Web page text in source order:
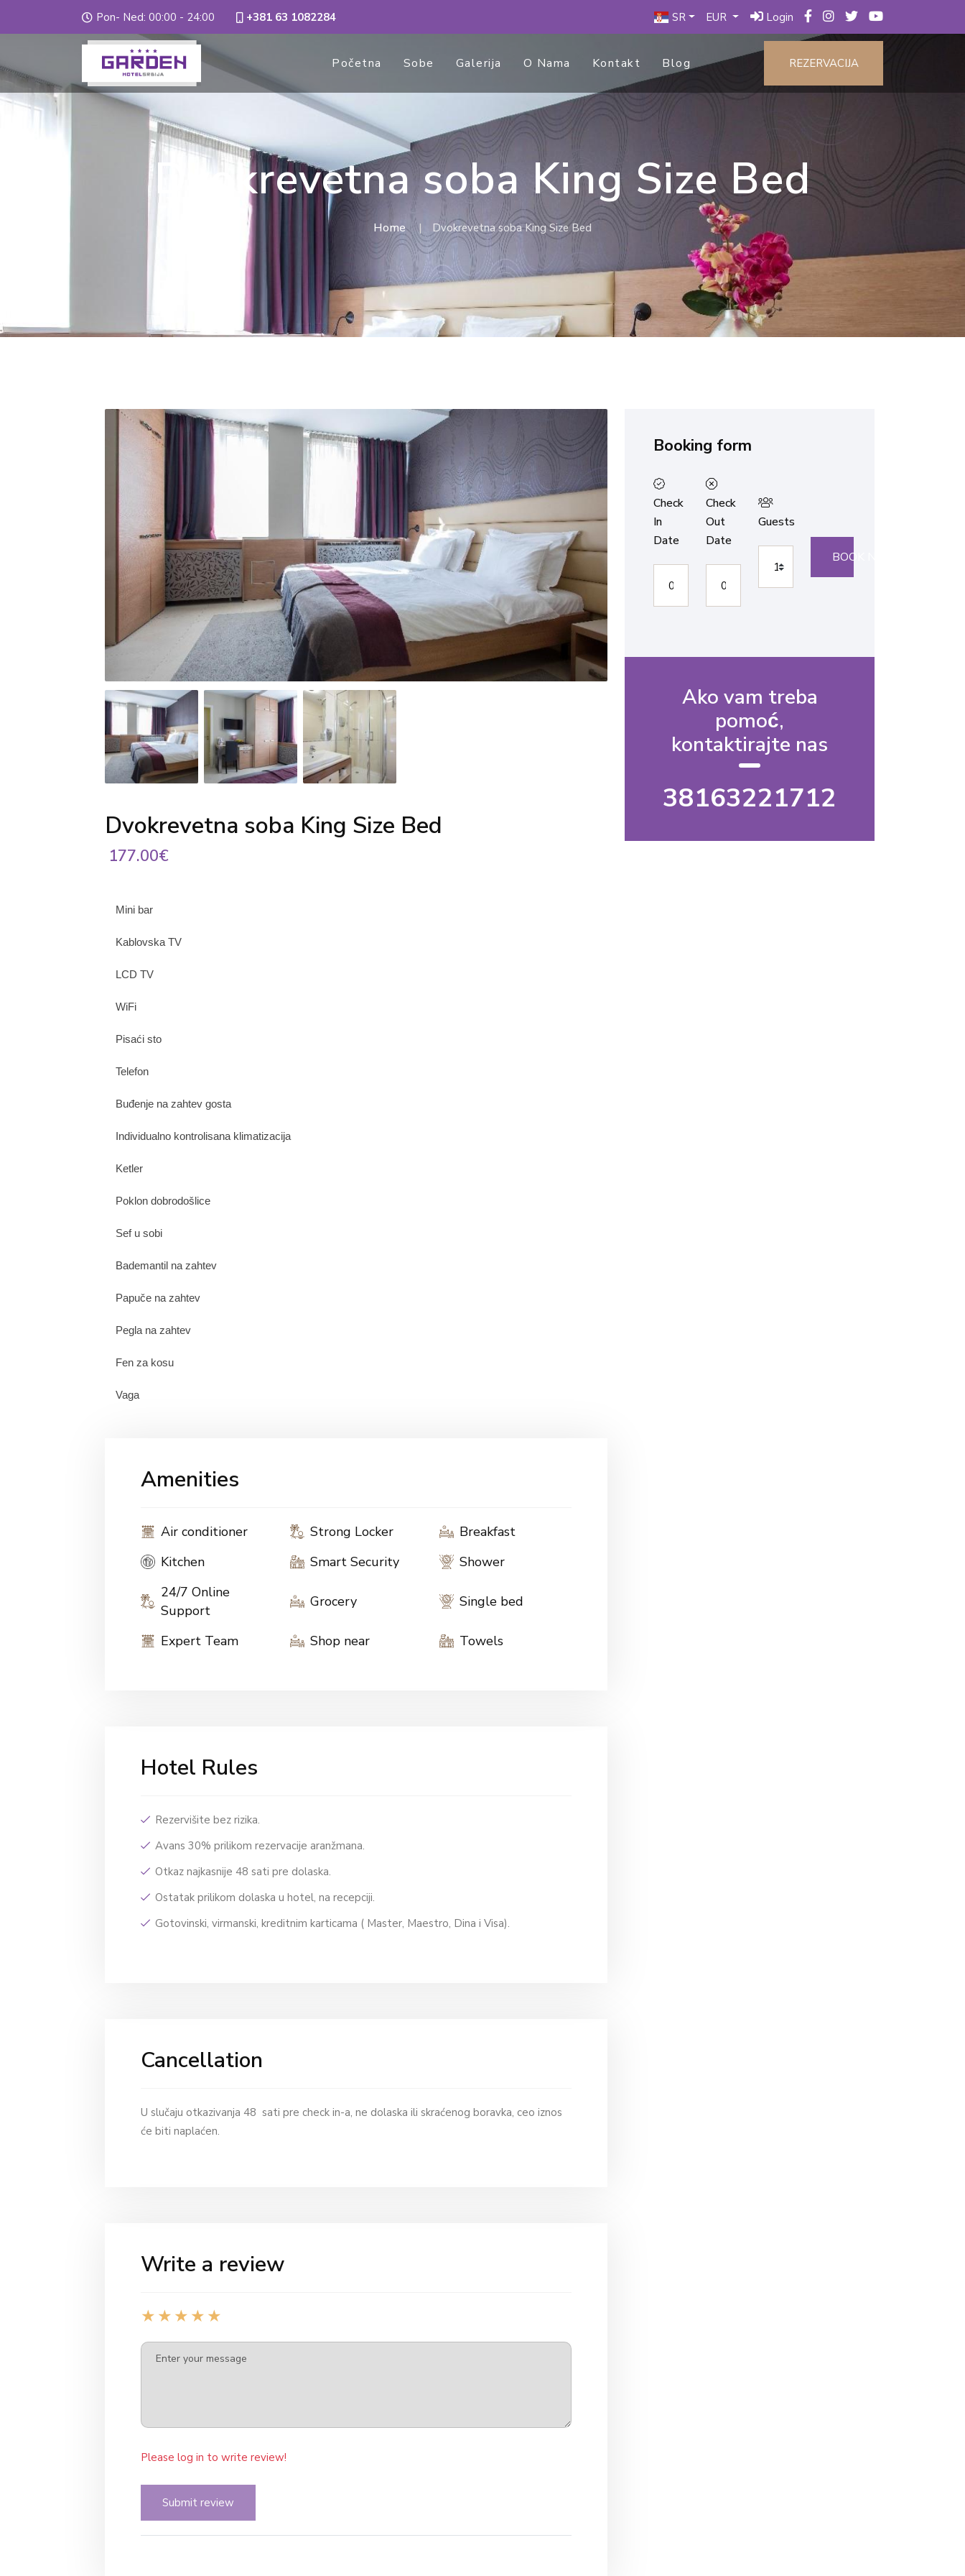
Pon- Ned: 00:00 - 24:00 +381 63 1082284 SR EUR Login
Početna Sobe Galerija O Nama Kontakt Blog REZERVACIJA
Dvokrevetna soba King Size Bed
Home Dvokrevetna soba King Size Bed
Booking form
Check
In
Date
Check
Out
Date
Guests
BOOK NOW
Ako vam treba
pomoć,
kontaktirajte nas
38163221712
Dvokrevetna soba King Size Bed
177.00€
Mini bar
Kablovska TV
LCD TV
WiFi
Pisaći sto
Telefon
Buđenje na zahtev gosta
Individualno kontrolisana klimatizacija
Ketler
Poklon dobrodošlice
Sef u sobi
Bademantil na zahtev
Papuče na zahtev
Pegla na zahtev
Fen za kosu
Vaga
Amenities
Air conditioner Strong Locker
Breakfast
Kitchen
Smart Security
Shower
24/7 Online
Support
Grocery Single bed
Expert Team Shop near Towels
Hotel Rules
Rezervišite bez rizika.
Avans 30% prilikom rezervacije aranžmana.
Otkaz najkasnije 48 sati pre dolaska.
Ostatak prilikom dolaska u hotel, na recepciji.
Gotovinski, virmanski, kreditnim karticama ( Master, Maestro, Dina i Visa).
Cancellation
U slučaju otkazivanja 48 sati pre check in-a, ne dolaska ili skraćenog boravka, ceo iznos
će biti naplaćen.
Write a review
Please log in to write review!
Submit review